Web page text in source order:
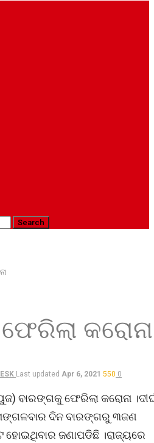
କରୋନା
Last updated Apr 6, 2021 550 0
ବାରଙ୍ଗକୁ ଫେରିଲା କରୋନା
ଦିନ ବାରଙ୍ଗରୁ ୩ଜଣ
ହୋଇଥିବାର ଜଣାପଡିଛି ।ରାଜ୍ୟରେ